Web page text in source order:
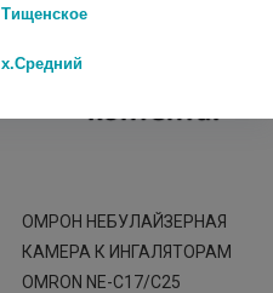
ОМРОН НЕБУЛАЙЗЕРНАЯ
КАМЕРА К ИНГАЛЯТОРАМ
OMRON NE-С17/С25
Тищенское
х.Средний